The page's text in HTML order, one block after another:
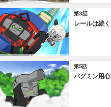
第3話
レールは続
第5話
バグミン用